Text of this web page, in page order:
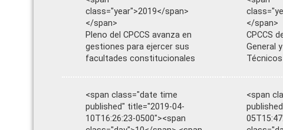
class="year">2019</span>
</span>
Pleno del CPCCS avanza en
gestiones para ejercer sus
facultades constitucionales
</span>
CPCCS
General
Técnicos
<span class="date time
published" title="2019-04-
10T16:26:23-0500"><span
<span